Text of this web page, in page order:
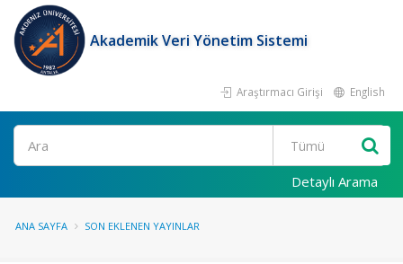
Akademik Veri Yönetim Sistemi
Araştırmacı Girişi English
Ara
Detaylı Arama
ANA SAYFA SON EKLENEN YAYINLAR